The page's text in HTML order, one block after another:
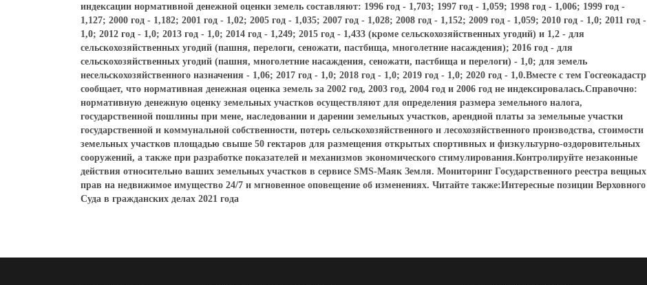
индексации нормативной денежной оценки земель составляют: 1996 год - 1,703; 1997 год - 1,059; 1998 год - 1,006; 1999 год -
1,127; 2000 год - 1,182; 2001 год - 1,02; 2005 год - 1,035; 2007 год - 1,028; 2008 год - 1,152; 2009 год - 1,059; 2010 год - 1,0; 2011 год -
1,0; 2012 год - 1,0; 2013 год - 1,0; 2014 год - 1,249; 2015 год - 1,433 (кроме сельскохозяйственных угодий) и 1,2 - для
сельскохозяйственных угодий (пашня, перелоги, сеножати, пастбища, многолетние насаждения); 2016 год - для
сельскохозяйственных угодий (пашня, многолетние насаждения, сеножати, пастбища и перелоги) - 1,0; для земель
несельскохозяйственного назначения - 1,06; 2017 год - 1,0; 2018 год - 1,0; 2019 год - 1,0; 2020 год - 1,0.Вместе с тем Госгеокадастр
сообщает, что нормативная денежная оценка земель за 2002 год, 2003 год, 2004 год и 2006 год не индексировалась.Справочно:
нормативную денежную оценку земельных участков осуществляют для определения размера земельного налога,
государственной пошлины при мене, наследовании и дарении земельных участков, арендной платы за земельные участки
государственной и коммунальной собственности, потерь сельскохозяйственного и лесохозяйственного производства, стоимости
земельных участков площадью свыше 50 гектаров для размещения открытых спортивных и физкультурно-оздоровительных
сооружений, а также при разработке показателей и механизмов экономического стимулирования.Контролируйте незаконные
действия относительно ваших земельных участков в сервисе SMS-Маяк Земля. Мониторинг Государственного реестра вещных
прав на недвижимое имущество 24/7 и мгновенное оповещение об изменениях. Читайте также:Интересные позиции Верховного
Суда в гражданских делах 2021 года